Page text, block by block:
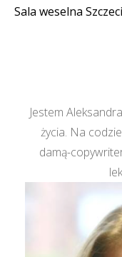
Nawigacja
Sala weselna
Jestem
życia. Na
damą-